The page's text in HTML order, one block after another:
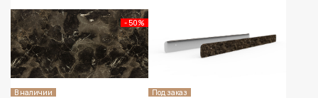
В наличии
- 50%
Под заказ